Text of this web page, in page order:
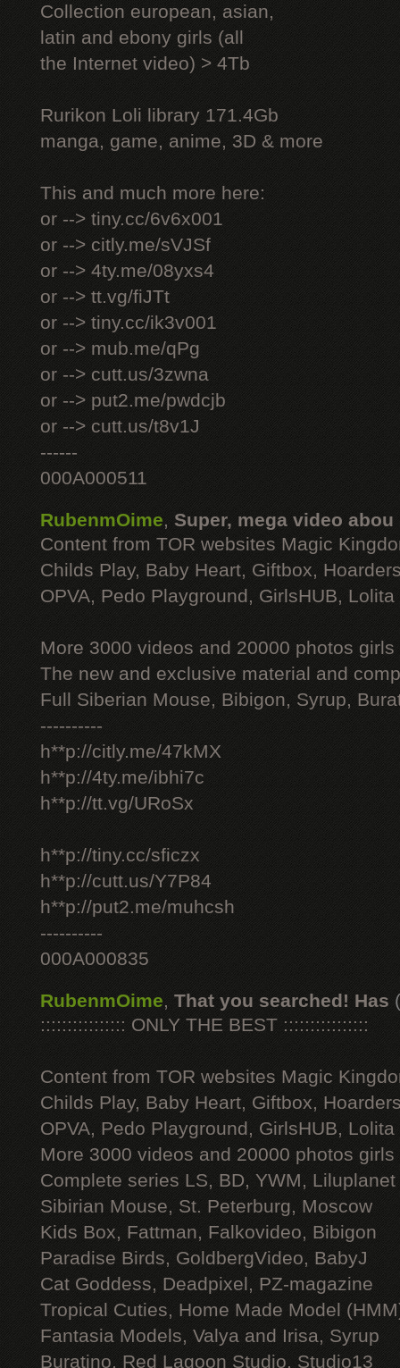
Collection european, asian,
latin and ebony girls (all
the Internet video) > 4Tb
Rurikon Lоli library 171.4Gb
manga, game, anime, 3D & more
This and much more here:
or --> tiny.cc/6v6x001
or --> citly.me/sVJSf
or --> 4ty.me/08yxs4
or --> tt.vg/fiJTt
or --> tiny.cc/ik3v001
or --> mub.me/qPg
or --> cutt.us/3zwna
or --> put2.me/pwdcjb
or --> cutt.us/t8v1J
------
000A000511
RubenmOime, Super, mega video abou
Content from TOR websites Magic
Childs Play, Baby Heart, Giftbox,
OPVA, Pedo Playground, GirlsHUB, Lolita
More 3000 videos and 20000 photos
The new and exclusive material and
Full Siberian Mouse, Bibigon, Syrup,
----------
h**p://citly.me/47kMX
h**p://4ty.me/ibhi7c
h**p://tt.vg/URoSx
h**p://tiny.cc/sficzx
h**p://cutt.us/Y7P84
h**p://put2.me/muhcsh
----------
000A000835
RubenmOime, That you searched! Has
:::::::::::::::: ONLY THE BEST ::::::::::::::::
Content from TOR websites Magic
Childs Play, Baby Heart, Giftbox,
OPVA, Pedo Playground, GirlsHUB, Lolita
More 3000 videos and 20000 photos
Complete series LS, BD, YWM, Liluplanet
Sibirian Mouse, St. Peterburg, Moscow
Kids Box, Fattman, Falkovideo, Bibigon
Paradise Birds, GoldbergVideo, BabyJ
Cat Goddess, Deadpixel, PZ-magazine
Tropical Cuties, Home Made Model
Fantasia Models, Valya and Irisa, Syrup
Buratino, Red Lagoon Studio, Studio13